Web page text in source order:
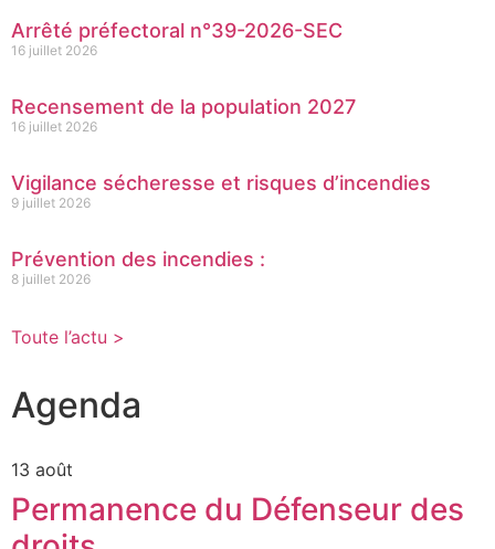
Arrêté préfectoral n°39-2026-SEC
16 juillet 2026
Recensement de la population 2027
16 juillet 2026
Vigilance sécheresse et risques d’incendies
9 juillet 2026
Prévention des incendies :
8 juillet 2026
Toute l’actu >
Agenda
13 août
Permanence du Défenseur des